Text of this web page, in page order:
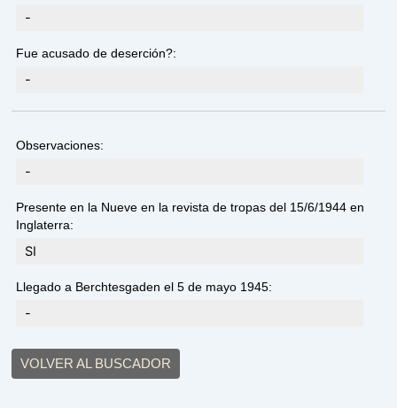
-
Fue acusado de deserción?:
-
Observaciones:
-
Presente en la Nueve en la revista de tropas del 15/6/1944 en
Inglaterra:
SI
Llegado a Berchtesgaden el 5 de mayo 1945:
-
VOLVER AL BUSCADOR